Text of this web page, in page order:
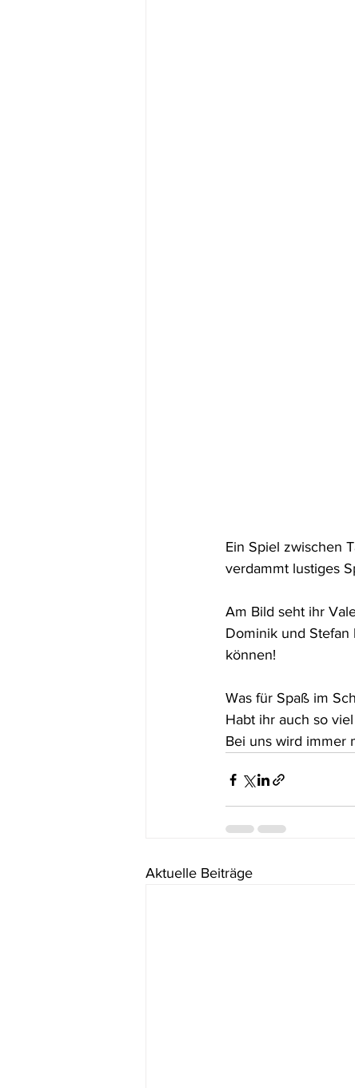
Ein Spiel zwischen
verdammt lustiges
Am Bild seht ihr
Dominik und Stefan
können!
Was für Spaß im
Habt ihr auch so
Bei uns wird immer
Aktuelle Beiträge